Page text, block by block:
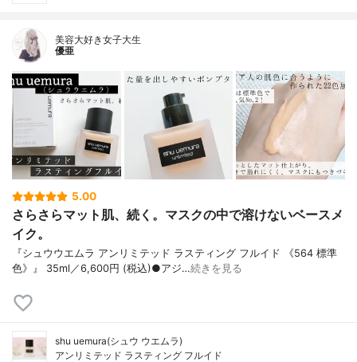
美容大好き女子大生
優亜
5.00
さらさらマット肌、続く。マスクの中で溶けないベースメ
イク。
『シュウウエムラ アンリミテッド ラスティング フルイド 《564 標準
色》』 35ml／6,600円 (税込)●アジ…続きを見る
shu uemura(シュウ ウエムラ)
アンリミテッド ラスティング フルイド